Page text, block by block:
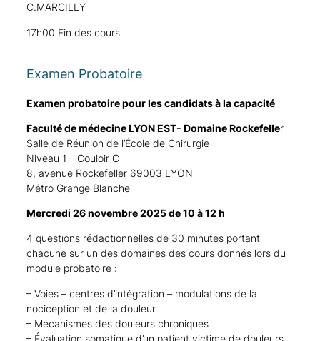
​​​​​​​​​​C.MARCILLY
17h00 Fin des cours
Examen Probatoire
Examen probatoire pour les candidats à la capacité
Faculté de médecine LYON EST- Domaine Rockefeller
Salle de Réunion de l’École de Chirurgie
Niveau 1 – Couloir C
8, avenue Rockefeller 69003 LYON
Métro Grange Blanche
Mercredi 26 novembre 2025 de 10 à 12 h
4 questions rédactionnelles de 30 minutes portant
chacune sur un des domaines des cours donnés lors du
module probatoire :
– Voies – centres d’intégration – modulations de la
nociception et de la douleur
– Mécanismes des douleurs chroniques
– Évaluation somatique d’un patient victime de douleurs